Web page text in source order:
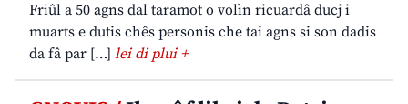
Friûl a 50 agns dal taramot o volìn ricuardâ ducj i
muarts e dutis chês personis che tai agns si son dadis
da fâ par […] lei di plui +